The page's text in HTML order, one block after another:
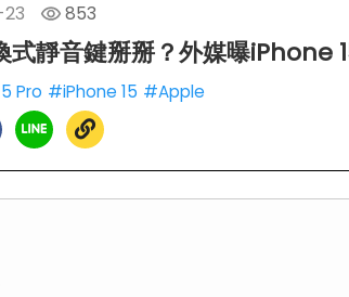
853
式靜音鍵掰掰？外媒曝iPhone
Pro #iPhone 15 #Apple